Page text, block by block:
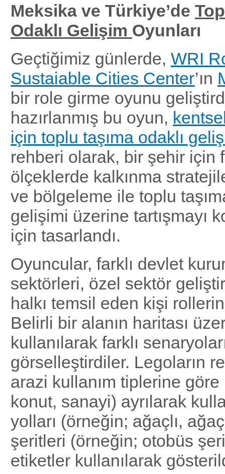
Meksika ve Türkiye’de
Odaklı Gelişim Oyunları
Geçtiğimiz günlerde, WRI
Sustaiable Cities Center’ın
bir role girme oyunu
hazırlanmış bu oyun,
için toplu taşıma odaklı
rehberi olarak, bir şehir için
ölçeklerde kalkınma
ve bölgeleme ile toplu
gelişimi üzerine tartışmayı
için tasarlandı.
Oyuncular, farklı devlet
sektörleri, özel sektör
halkı temsil eden kişi
Belirli bir alanın haritası
kullanılarak farklı
görselleştirdiler. Legoların
arazi kullanım tiplerine
konut, sanayi) ayrılarak
yolları (örneğin; ağaçlı,
şeritleri (örneğin; otobüs
etiketler kullanılarak